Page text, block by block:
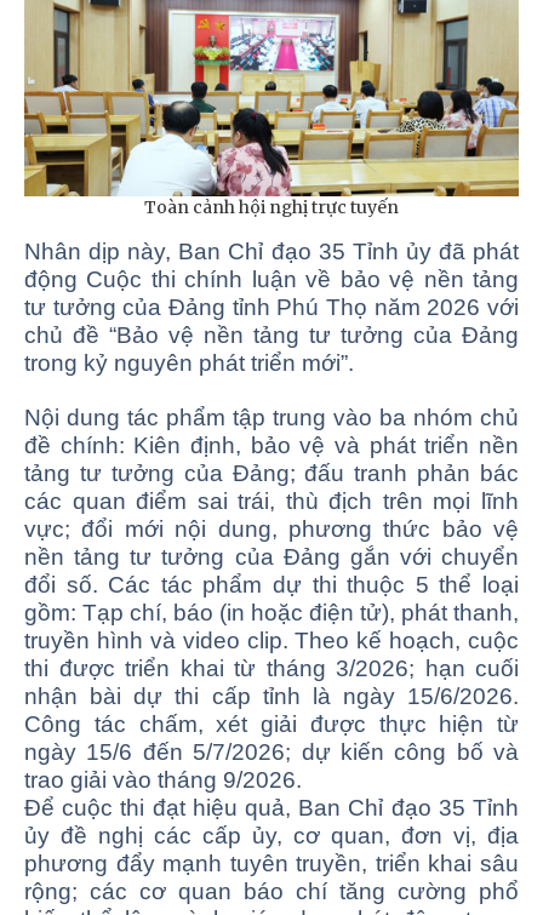
Toàn cảnh hội nghị trực tuyến
Nhân dịp này, Ban Chỉ đạo 35 Tỉnh ủy đã phát
động Cuộc thi chính luận về bảo vệ nền tảng
tư tưởng của Đảng tỉnh Phú Thọ năm 2026 với
chủ đề “Bảo vệ nền tảng tư tưởng của Đảng
trong kỷ nguyên phát triển mới”.
Nội dung tác phẩm tập trung vào ba nhóm chủ
đề chính: Kiên định, bảo vệ và phát triển nền
tảng tư tưởng của Đảng; đấu tranh phản bác
các quan điểm sai trái, thù địch trên mọi lĩnh
vực; đổi mới nội dung, phương thức bảo vệ
nền tảng tư tưởng của Đảng gắn với chuyển
đổi số. Các tác phẩm dự thi thuộc 5 thể loại
gồm: Tạp chí, báo (in hoặc điện tử), phát thanh,
truyền hình và video clip. Theo kế hoạch, cuộc
thi được triển khai từ tháng 3/2026; hạn cuối
nhận bài dự thi cấp tỉnh là ngày 15/6/2026.
Công tác chấm, xét giải được thực hiện từ
ngày 15/6 đến 5/7/2026; dự kiến công bố và
trao giải vào tháng 9/2026.
Để cuộc thi đạt hiệu quả, Ban Chỉ đạo 35 Tỉnh
ủy đề nghị các cấp ủy, cơ quan, đơn vị, địa
phương đẩy mạnh tuyên truyền, triển khai sâu
rộng; các cơ quan báo chí tăng cường phổ